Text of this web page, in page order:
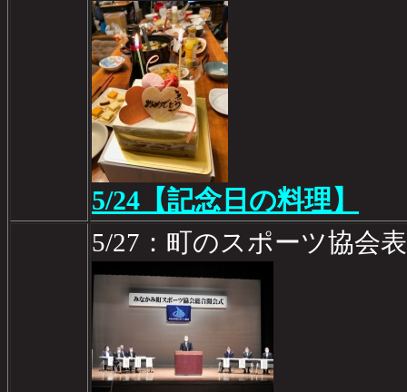
5/24【記念日の料理】
5/27：町のスポーツ協会